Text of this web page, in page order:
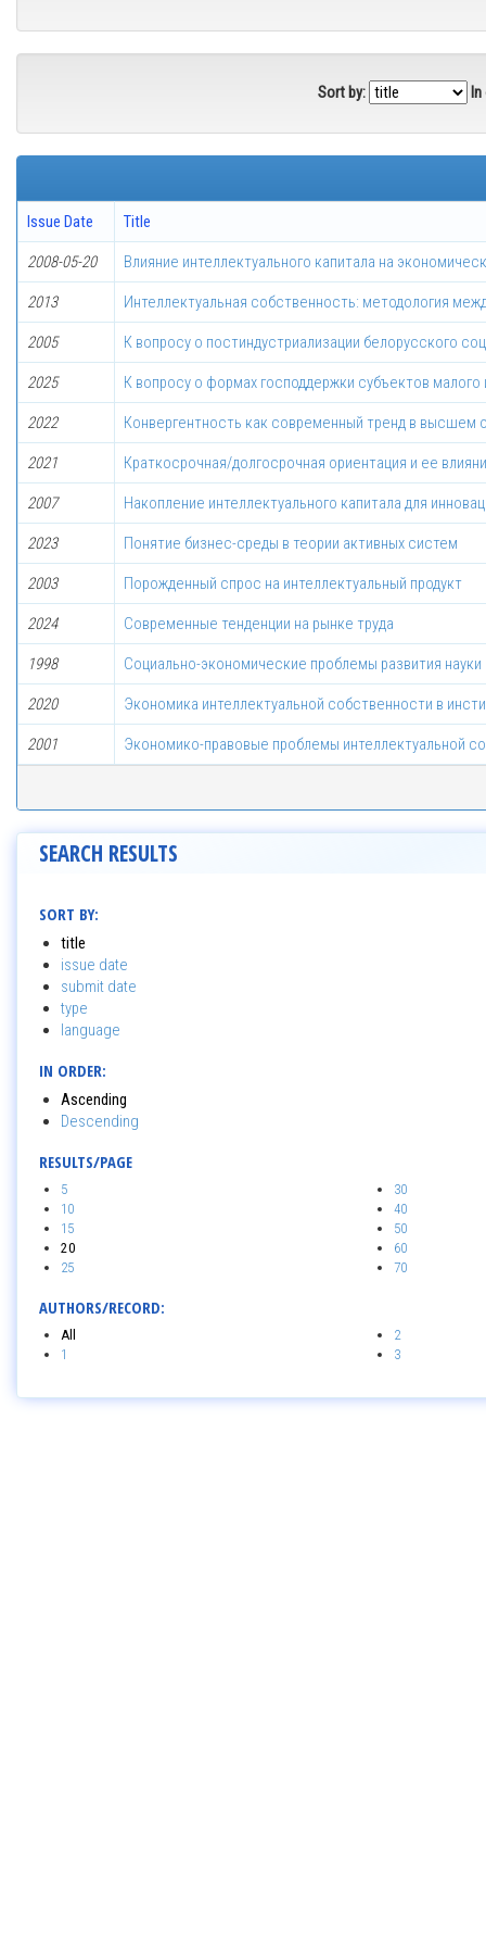
Sort by: In
Issue Date Title
2008-05-20 Влияние интеллектуального капитала на
2013 Интеллектуальная собственность: методология
2005 К вопросу о постиндустриализации белорусского
2025 К вопросу о формах господдержки субъектов
2022 Конвергентность как современный тренд в высшем
2021 Краткосрочная/долгосрочная ориентация и ее
2007 Накопление интеллектуального капитала для
2023 Понятие бизнес-среды в теории активных систем
2003 Порожденный спрос на интеллектуальный продукт
2024 Современные тенденции на рынке труда
1998 Социально-экономические проблемы развития
2020 Экономика интеллектуальной собственности в
2001 Экономико-правовые проблемы интеллектуальной
SEARCH RESULTS
SORT BY:
title
issue date
submit date
type
language
IN ORDER:
Ascending
Descending
RESULTS/PAGE
5
10
15
20
25
30
40
50
60
70
AUTHORS/RECORD:
All
1
2
3